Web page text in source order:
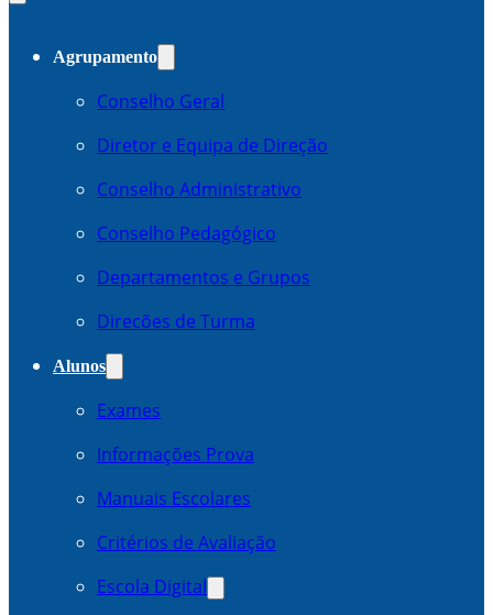
Agrupamento
Conselho Geral
Diretor e Equipa de Direção
Conselho Administrativo
Conselho Pedagógico
Departamentos e Grupos
Direcões de Turma
Alunos
Exames
Informações Prova
Manuais Escolares
Critérios de Avaliação
Escola Digital